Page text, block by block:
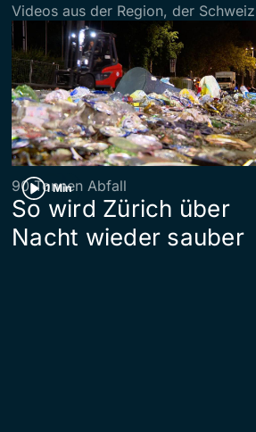
Videos aus der Region, der
1 Min
90 Tonnen Abfall
So wird Zürich über
Nacht wieder sauber